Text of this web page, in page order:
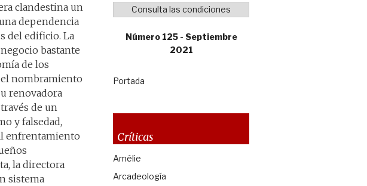
clandestina un
dependencia
del edificio. La
bastante
de los
el nombramiento
renovadora
de un
y falsedad,
enfrentamiento
la directora
sistema
Consulta las condiciones
Número 125 - Septiembre
2021
Portada
Críticas
Amélie
Arcadeología